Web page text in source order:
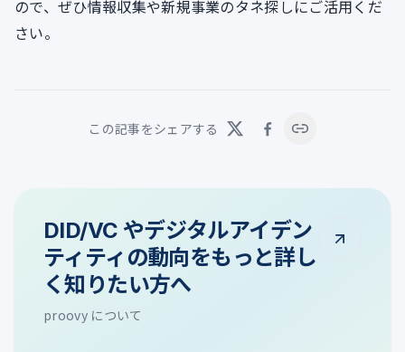
ので、ぜひ情報収集や新規事業のタネ探しにご活用くだ
さい。
この記事をシェアする
DID/VC やデジタルアイデン
ティティの動向をもっと詳し
く知りたい方へ
proovy について